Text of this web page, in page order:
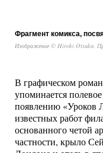
Фрагмент комикса,
Изображение © Hiroki Otsuka.
В графическом
упоминается
появлению «Уроков
известных работ
основанного четой
частности, крыло